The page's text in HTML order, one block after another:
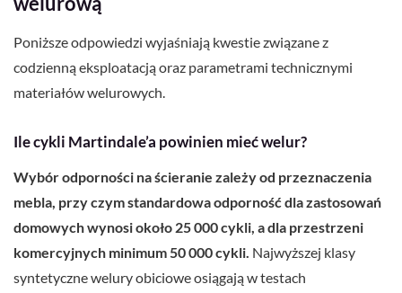
Poniższe odpowiedzi wyjaśniają kwestie związane z
codzienną eksploatacją oraz parametrami technicznymi
materiałów welurowych.
Ile cykli Martindale’a powinien mieć welur?
Wybór odporności na ścieranie zależy od przeznaczenia
mebla, przy czym standardowa odporność dla zastosowań
domowych wynosi około 25 000 cykli, a dla przestrzeni
komercyjnych minimum 50 000 cykli. Najwyższej klasy
syntetyczne welury obiciowe osiągają w testach